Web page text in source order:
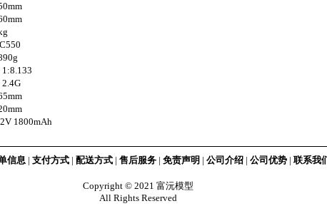
1800mAh
信息 | 支付方式 | 配送方式 | 售后服务 | 免责声明 | 公司介绍 | 公司优势 | 联系我
Copyright © 2021 富沅模型
All Rights Reserved